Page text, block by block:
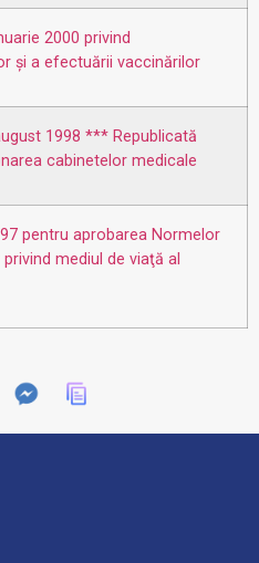
2000 privind
şi a efectuării vaccinărilor
1998 *** Republicată
cabinetelor medicale
pentru aprobarea Normelor
mediul de viaţă al